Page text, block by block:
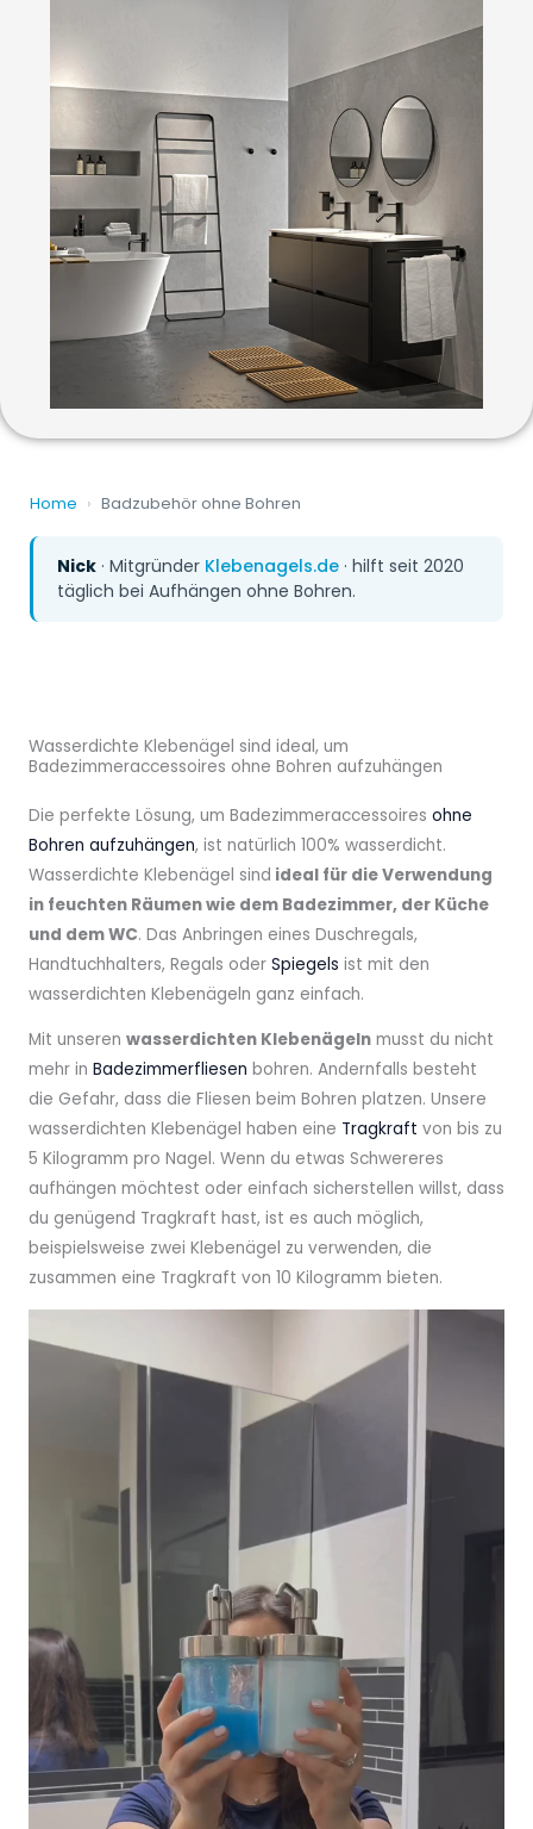
Home › Badzubehör ohne Bohren
Nick · Mitgründer Klebenagels.de · hilft seit 2020
täglich bei Aufhängen ohne Bohren.
Wasserdichte Klebenägel sind ideal, um
Badezimmeraccessoires ohne Bohren aufzuhängen
Die perfekte Lösung, um Badezimmeraccessoires ohne
Bohren aufzuhängen, ist natürlich 100% wasserdicht.
Wasserdichte Klebenägel sind ideal für die Verwendung
in feuchten Räumen wie dem Badezimmer, der Küche
und dem WC. Das Anbringen eines Duschregals,
Handtuchhalters, Regals oder Spiegels ist mit den
wasserdichten Klebenägeln ganz einfach.
Mit unseren wasserdichten Klebenägeln musst du nicht
mehr in Badezimmerfliesen bohren. Andernfalls besteht
die Gefahr, dass die Fliesen beim Bohren platzen. Unsere
wasserdichten Klebenägel haben eine Tragkraft von bis zu
5 Kilogramm pro Nagel. Wenn du etwas Schwereres
aufhängen möchtest oder einfach sicherstellen willst, dass
du genügend Tragkraft hast, ist es auch möglich,
beispielsweise zwei Klebenägel zu verwenden, die
zusammen eine Tragkraft von 10 Kilogramm bieten.